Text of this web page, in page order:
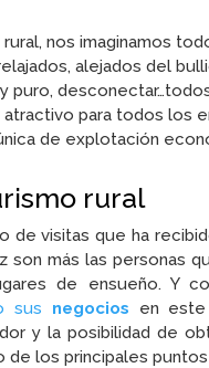
nos imaginamos
alejados del
puro,
para todos los
de explotación
rural
de visitas que ha
son más las personas
de ensueño. Y
sus negocios en este
y la posibilidad de
de los principales